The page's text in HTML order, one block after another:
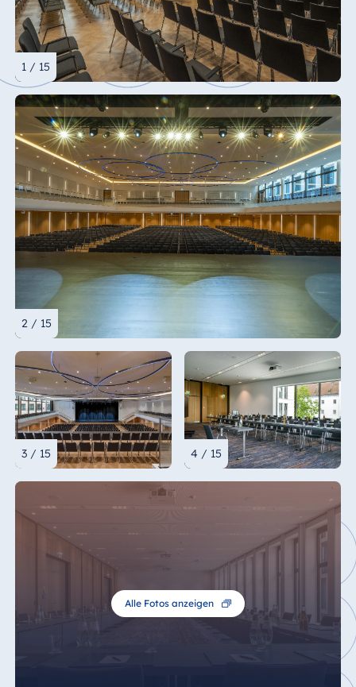
1 / 15
2 / 15
3 / 15 4 / 15
Alle Fotos anzeigen